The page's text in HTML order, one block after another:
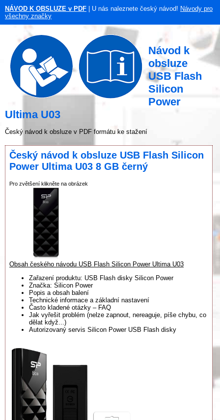
NÁVOD K OBSLUZE v PDF | U nás naleznete český návod! Návody pro
všechny značky
Návod k
obsluze
USB Flash
Silicon
Power
Ultima U03
Český návod k obsluze v PDF formátu ke stažení
Český návod k obsluze USB Flash Silicon
Power Ultima U03 8 GB černý
Pro zvětšení klikněte na obrázek
Obsah českého návodu USB Flash Silicon Power Ultima U03
Zařazení produktu: USB Flash disky Silicon Power
Značka: Silicon Power
Popis a obsah balení
Technické informace a základní nastavení
Často kladené otázky – FAQ
Jak vyřešit problém (nelze zapnout, nereaguje, píše chybu, co
dělat když...)
Autorizovaný servis Silicon Power USB Flash disky